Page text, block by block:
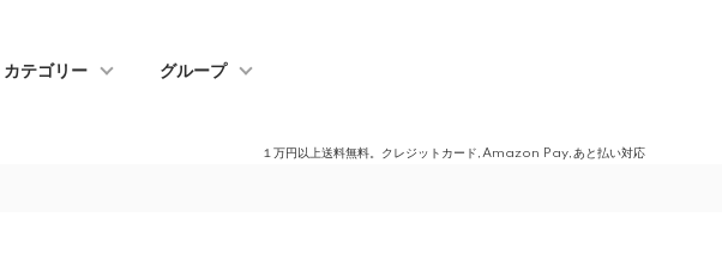
１万円以上送料無料。クレジットカード,Amazon Pay,あと払い対応
カテゴリー グループ